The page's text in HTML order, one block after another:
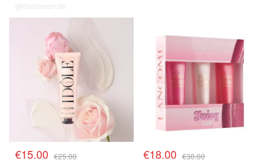
@dealmoon.de
€15.00 €25.00 €18.00 €30.00